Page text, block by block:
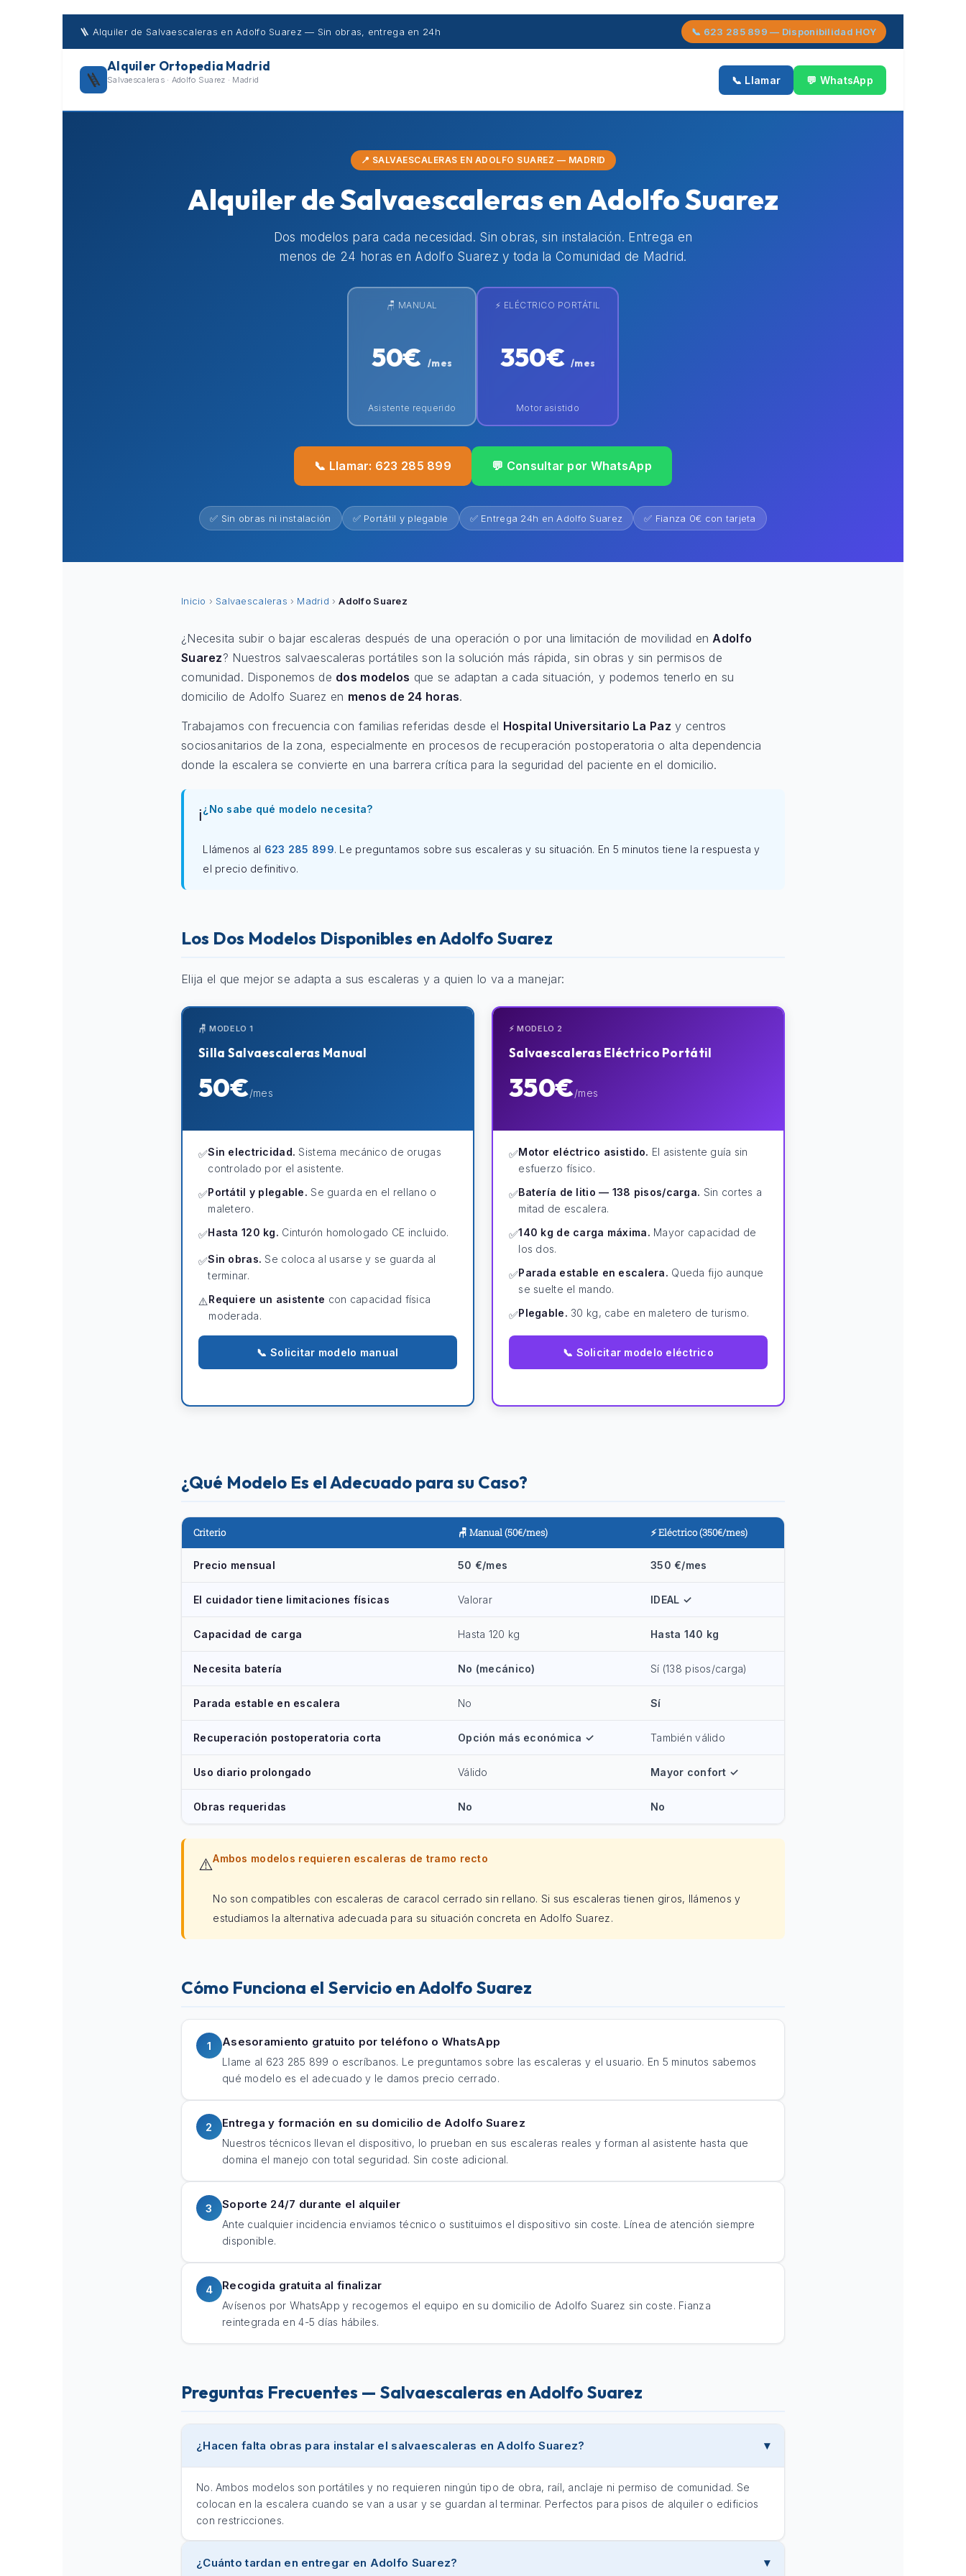
🪜 Alquiler de Salvaescaleras en Adolfo Suarez — Sin obras, entrega en 24h 📞 623 285 899 — Disponibilidad HOY
🪜
Alquiler Ortopedia Madrid
Salvaescaleras · Adolfo Suarez · Madrid 📞 Llamar 💬 WhatsApp
📍 SALVAESCALERAS EN ADOLFO SUAREZ — MADRID
Alquiler de Salvaescaleras en Adolfo Suarez
Dos modelos para cada necesidad. Sin obras, sin instalación. Entrega en
menos de 24 horas en Adolfo Suarez y toda la Comunidad de Madrid.
🪑 MANUAL
50€ /mes
Asistente requerido
⚡ ELÉCTRICO PORTÁTIL
350€/mes
Motor asistido
📞 Llamar: 623 285 899 💬 Consultar por WhatsApp
✅ Sin obras ni instalación ✅ Portátil y plegable ✅ Entrega 24h en Adolfo Suarez ✅ Fianza 0€ con tarjeta
Inicio › Salvaescaleras › Madrid › Adolfo Suarez
¿Necesita subir o bajar escaleras después de una operación o por una limitación de movilidad enAdolfo
Suarez? Nuestros salvaescaleras portátiles son la solución más rápida, sin obras y sin permisos de
comunidad. Disponemos de dos modelos que se adaptan a cada situación, y podemos tenerlo en su
domicilio de Adolfo Suarez en menos de 24 horas.
Trabajamos con frecuencia con familias referidas desde el Hospital Universitario La Paz y centros
sociosanitarios de la zona, especialmente en procesos de recuperación postoperatoria o alta dependencia
donde la escalera se convierte en una barrera crítica para la seguridad del paciente en el domicilio.
ℹ️¿No sabe qué modelo necesita?
Llámenos al 623 285 899. Le preguntamos sobre sus escaleras y su situación. En 5 minutos tiene la respuesta y
el precio definitivo.
Los Dos Modelos Disponibles en Adolfo Suarez
Elija el que mejor se adapta a sus escaleras y a quien lo va a manejar:
🪑 MODELO 1
Silla Salvaescaleras Manual
50€/mes
✅Sin electricidad. Sistema mecánico de orugas
controlado por el asistente.
✅Portátil y plegable. Se guarda en el rellano o
maletero.
✅Hasta 120 kg. Cinturón homologado CE incluido.
✅Sin obras. Se coloca al usarse y se guarda al
terminar.
⚠️Requiere un asistente con capacidad física
moderada.
📞 Solicitar modelo manual
⚡ MODELO 2
Salvaescaleras Eléctrico Portátil
350€/mes
✅Motor eléctrico asistido. El asistente guía sin
esfuerzo físico.
✅Batería de litio — 138 pisos/carga. Sin cortes a
mitad de escalera.
✅140 kg de carga máxima. Mayor capacidad de
los dos.
✅Parada estable en escalera. Queda fijo aunque
se suelte el mando.
✅Plegable. 30 kg, cabe en maletero de turismo.
📞 Solicitar modelo eléctrico
¿Qué Modelo Es el Adecuado para su Caso?
Criterio 🪑 Manual (50€/mes) ⚡ Eléctrico (350€/mes)
Precio mensual 50 €/mes 350 €/mes
El cuidador tiene limitaciones físicas Valorar IDEAL ✓
Capacidad de carga Hasta 120 kg Hasta 140 kg
Necesita batería No (mecánico) Sí (138 pisos/carga)
Parada estable en escalera No Sí
Recuperación postoperatoria corta Opción más económica ✓ También válido
Uso diario prolongado Válido Mayor confort ✓
Obras requeridas No No
⚠️Ambos modelos requieren escaleras de tramo recto
No son compatibles con escaleras de caracol cerrado sin rellano. Si sus escaleras tienen giros, llámenos y
estudiamos la alternativa adecuada para su situación concreta en Adolfo Suarez.
Cómo Funciona el Servicio en Adolfo Suarez
1 Asesoramiento gratuito por teléfono o WhatsApp
Llame al 623 285 899 o escríbanos. Le preguntamos sobre las escaleras y el usuario. En 5 minutos sabemos
qué modelo es el adecuado y le damos precio cerrado.
2 Entrega y formación en su domicilio de Adolfo Suarez
Nuestros técnicos llevan el dispositivo, lo prueban en sus escaleras reales y forman al asistente hasta que
domina el manejo con total seguridad. Sin coste adicional.
3 Soporte 24/7 durante el alquiler
Ante cualquier incidencia enviamos técnico o sustituimos el dispositivo sin coste. Línea de atención siempre
disponible.
4 Recogida gratuita al finalizar
Avísenos por WhatsApp y recogemos el equipo en su domicilio de Adolfo Suarez sin coste. Fianza
reintegrada en 4-5 días hábiles.
Preguntas Frecuentes — Salvaescaleras en Adolfo Suarez
¿Hacen falta obras para instalar el salvaescaleras en Adolfo Suarez?
No. Ambos modelos son portátiles y no requieren ningún tipo de obra, raíl, anclaje ni permiso de comunidad. Se
colocan en la escalera cuando se van a usar y se guardan al terminar. Perfectos para pisos de alquiler o edificios
con restricciones.
¿Cuánto tardan en entregar en Adolfo Suarez?